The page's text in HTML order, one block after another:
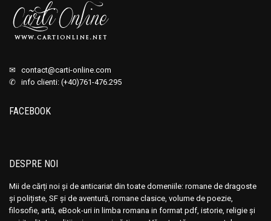
✉ contact@carti-online.com
✆ info clienti: (+40)761-476.295
FACEBOOK
DESPRE NOI
Mii de cărți noi și de anticariat din toate domeniile: romane de dragoste
și polițiste, SF și de aventură, romane clasice, volume de poezie,
filosofie, artă, eBook-uri in limba romana in format pdf, istorie, religie și